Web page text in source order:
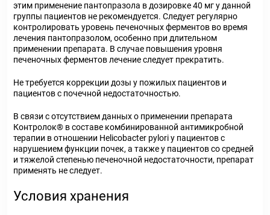
этим применение пантопразола в дозировке 40 мг у данной
группы пациентов не рекомендуется. Следует регулярно
контролировать уровень печеночных ферментов во время
лечения пантопразолом, особенно при длительном
применении препарата. В случае повышения уровня
печеночных ферментов лечение следует прекратить.
Не требуется коррекции дозы у пожилых пациентов и
пациентов с почечной недостаточностью.
В связи с отсутствием данных о применении препарата
Контролок® в составе комбинированной антимикробной
терапии в отношении Helicobacter pylori у пациентов с
нарушением функции почек, а также у пациентов со средней
и тяжелой степенью печеночной недостаточности, препарат
применять не следует.
Условия хранения